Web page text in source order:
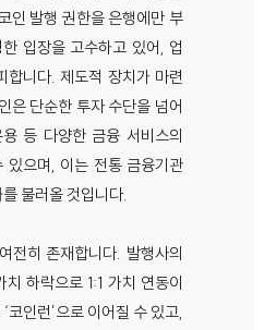
인 발행 권한을 은행에만 부
입장을 고수하고 있어, 업
합니다. 제도적 장치가 마련
은 단순한 투자 수단을 넘어
등 다양한 금융 서비스의
있으며, 이는 전통 금융기관
불러올 것입니다.
전히 존재합니다. 발행사의
하락으로 1:1 가치 연동이
코인런’으로 이어질 수 있고,